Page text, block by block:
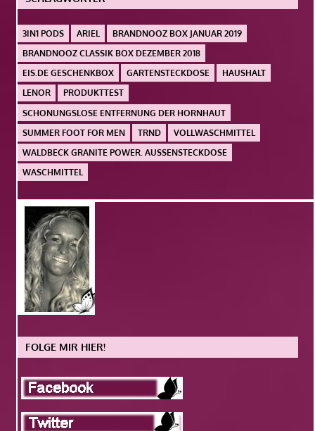
3IN1 PODS ARIEL
BRANDNOOZ BOX JANUAR 2019
BRANDNOOZ CLASSIK BOX DEZEMBER 2018
EIS.DE GESCHENKBOX
GARTENSTECKDOSE
HAUSHALT
LENOR
PRODUKTTEST
SCHONUNGSLOSE ENTFERNUNG DER HORNHAUT
SUMMER FOOT FOR MEN
TRND
VOLLWASCHMITTEL
WALDBECK GRANITE POWER. AUSSENSTECKDOSE
WASCHMITTEL
FOLGE MIR HIER!